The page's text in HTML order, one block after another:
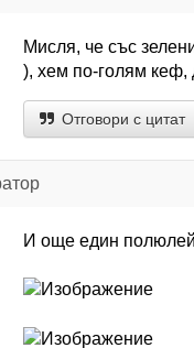
Мисля, че със
), хем по-голям кеф,
Отговори с цитат
И още един полюлей